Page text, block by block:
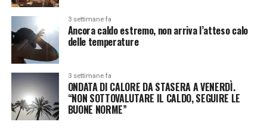
3 settimane fa
Ancora caldo estremo, non arriva l’atteso calo
delle temperature
3 settimane fa
ONDATA DI CALORE DA STASERA A VENERDÌ.
“NON SOTTOVALUTARE IL CALDO, SEGUIRE LE
BUONE NORME”